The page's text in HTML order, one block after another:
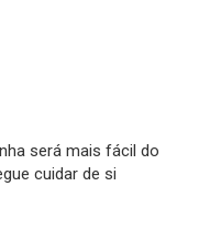
será mais fácil do
cuidar de si